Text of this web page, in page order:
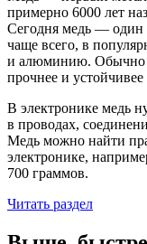
примерно 6000 лет
Сегодня медь — один
чаще всего, в
и алюминию. Обычно
прочнее и
В электронике медь
в проводах,
Медь можно найти
электронике,
700 граммов.
Читать раздел